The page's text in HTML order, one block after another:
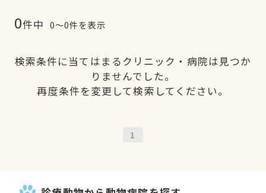
0件中 0〜0件を表示
検索条件に当てはまるクリニック・病院は見つか
りませんでした。
再度条件を変更して検索してください。
1